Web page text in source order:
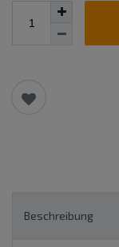
Beschreibung